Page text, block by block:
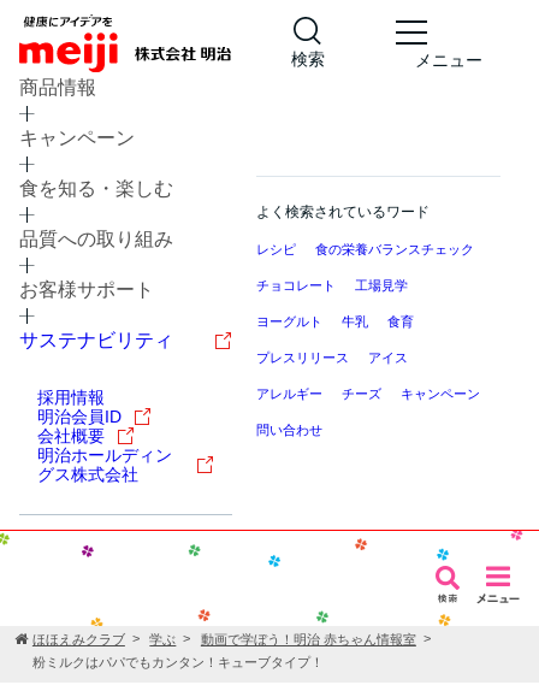
検索 メニュー
商品情報
キャンペーン
食を知る・楽しむ
品質への取り組み
お客様サポート
サステナビリティ
採用情報
明治会員ID
会社概要
明治ホールディン
グス株式会社
よく検索されているワード
レシピ 食の栄養バランスチェック
チョコレート 工場見学
ヨーグルト 牛乳 食育
プレスリリース アイス
アレルギー チーズ キャンペーン
問い合わせ
ほほえみクラブ 学ぶ
動画で学ぼう！明治 赤ちゃん情報室
粉ミルクはパパでもカンタン！キューブタイプ！